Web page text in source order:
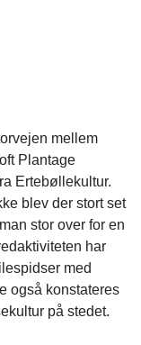
mellem
Plantage
Ertebøllekultur.
blev der stort set
stor over for en
har
med
også konstateres
på stedet.